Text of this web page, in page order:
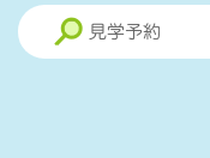
見学予約